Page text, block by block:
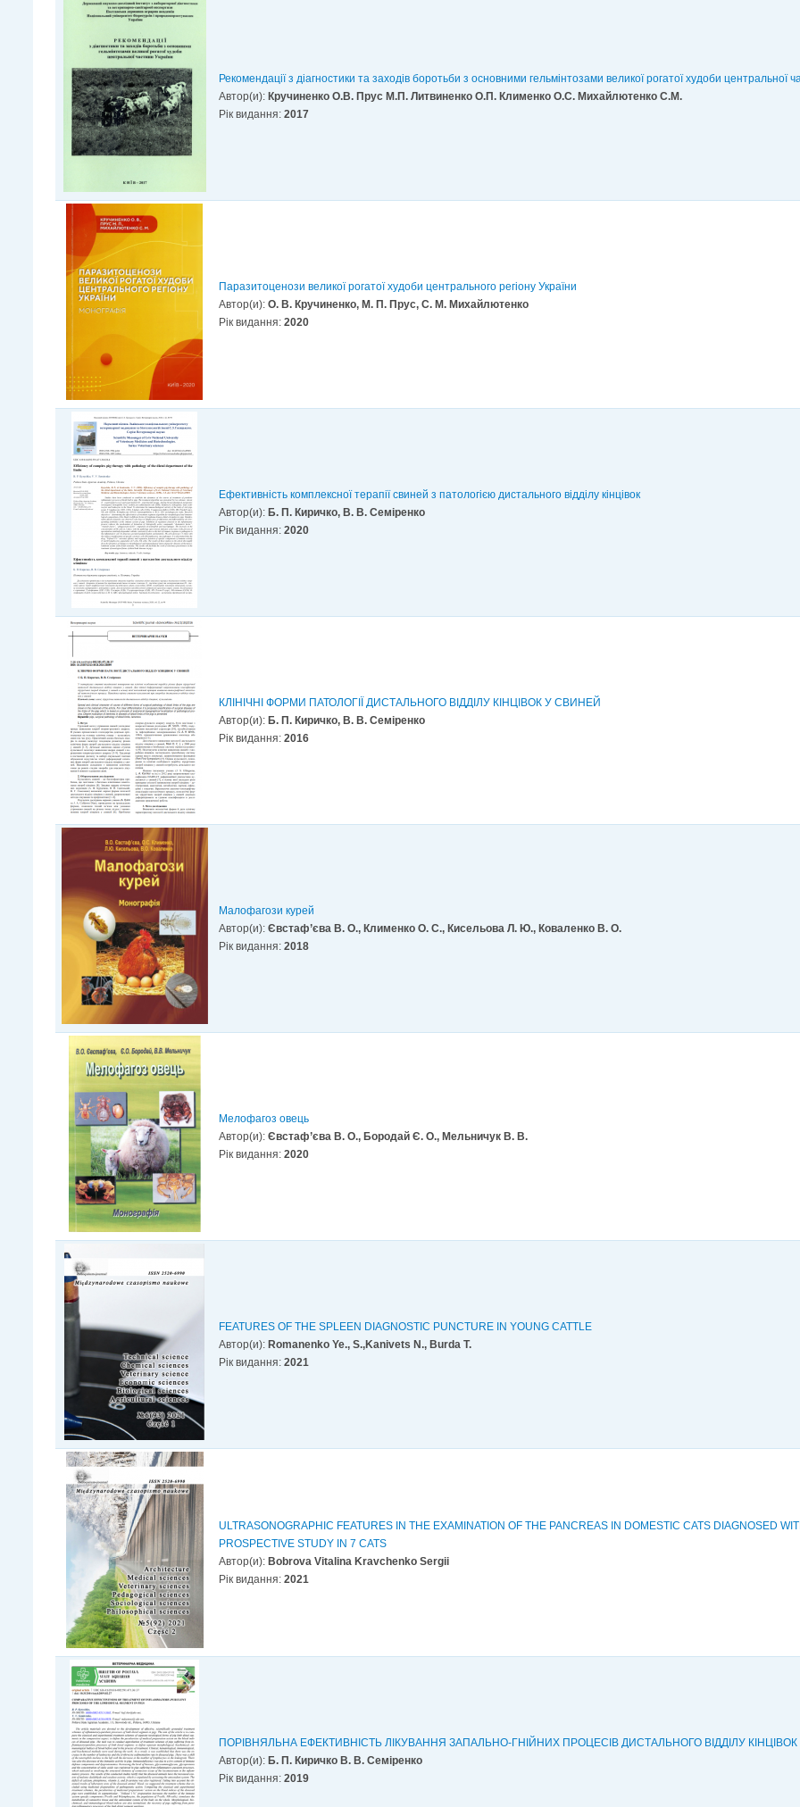
Рекомендації з діагностики та заходів боротьби з основними гельмінтозами великої рогатої худоби центральної
Автор(и): Кручиненко О.В. Прус М.П. Литвиненко О.П. Клименко О.С. Михайлютенко С.М.
Рік видання:2017
Паразитоценози великої рогатої худоби центрального регіону України
Автор(и):О. В. Кручиненко, М. П. Прус, С. М. Михайлютенко
Рік видання:2020
Ефективність комплексної терапії свиней з патологією дистального відділу кінцівок
Автор(и): Б. П. Киричко, В. В. Семіренко
Рік видання:2020
КЛІНІЧНІ ФОРМИ ПАТОЛОГІЇ ДИСТАЛЬНОГО ВІДДІЛУ КІНЦІВОК У СВИНЕЙ
Автор(и): Б. П. Киричко, В. В. Семіренко
Рік видання:2016
Малофагози курей
Автор(и):Євстаф’єва В. О., Клименко О. С., Кисельова Л. Ю., Коваленко В. О.
Рік видання:2018
Мелофагоз овець
Автор(и):Євстаф’єва В. О., Бородай Є. О., Мельничук В. В.
Рік видання:2020
FEATURES OF THE SPLEEN DIAGNOSTIC PUNCTURE IN YOUNG CATTLE
Автор(и): Romanenko Ye., S.,Kanivets N., Burda T.
Рік видання:2021
ULTRASONOGRAPHIC FEATURES IN THE EXAMINATION OF THE PANCREAS IN DOMESTIC CATS DIAGNOSED
PROSPECTIVE STUDY IN 7 CATS
Автор(и): Bobrova Vitalina Kravchenko Sergii
Рік видання:2021
ПОРІВНЯЛЬНА ЕФЕКТИВНІСТЬ ЛІКУВАННЯ ЗАПАЛЬНО-ГНІЙНИХ ПРОЦЕСІВ ДИСТАЛЬНОГО ВІДДІЛУ
Автор(и): Б. П. Киричко В. В. Семіренко
Рік видання:2019